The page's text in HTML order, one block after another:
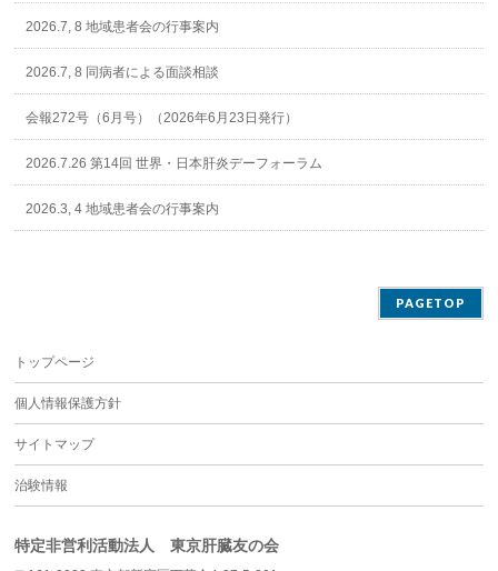
2026.7, 8 地域患者会の行事案内
2026.7, 8 同病者による面談相談
会報272号（6月号）（2026年6月23日発行）
2026.7.26 第14回 世界・日本肝炎デーフォーラム
2026.3, 4 地域患者会の行事案内
PAGETOP
トップページ
個人情報保護方針
サイトマップ
治験情報
特定非営利活動法人 東京肝臓友の会